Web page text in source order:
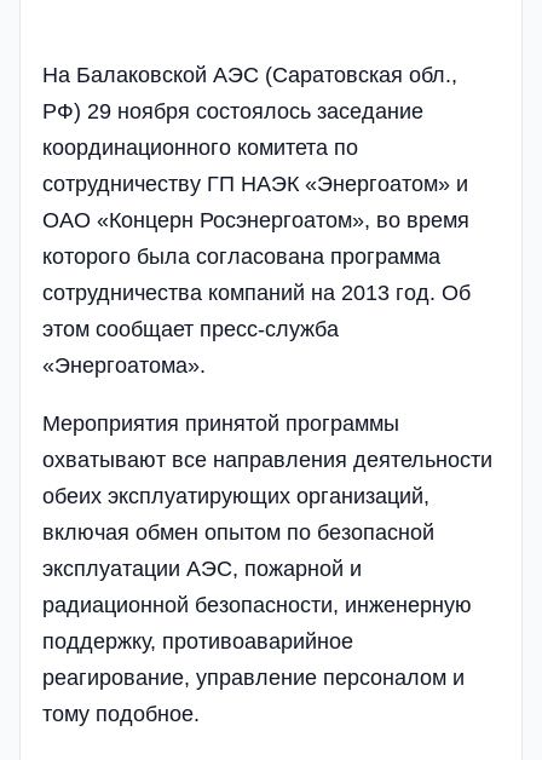
На Балаковской АЭС (Саратовская обл.,
РФ) 29 ноября состоялось заседание
координационного комитета по
сотрудничеству ГП НАЭК «Энергоатом» и
ОАО «Концерн Росэнергоатом», во время
которого была согласована программа
сотрудничества компаний на 2013 год. Об
этом сообщает пресс-служба
«Энергоатома».
Мероприятия принятой программы
охватывают все направления деятельности
обеих эксплуатирующих организаций,
включая обмен опытом по безопасной
эксплуатации АЭС, пожарной и
радиационной безопасности, инженерную
поддержку, противоаварийное
реагирование, управление персоналом и
тому подобное.